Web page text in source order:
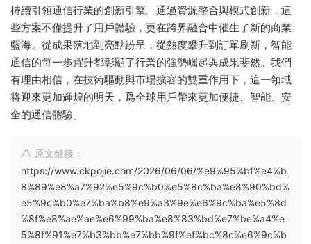
持續引領通信行業的創新引擎。通過資源整合與模式創新，這
些方案不僅提升了用戶體驗，更在跨界融合中催生了新的商業
藍海。從成果落地到亮點紛呈，從熱度攀升到訂單刷新，智能
通信的每一步躍升都彰顯了行業的強勢崛起與成果斐然。我們
有理由相信，在技術驅動與市場擴容的雙重作用下，這一領域
将迎來更加輝煌的明天，爲全球用戶帶來更加便捷、智能、安
全的通信體驗。
原文鏈接：
https://www.ckpojie.com/2026/06/06/%e9%95%bf%e4%b
8%89%e8%a7%92%e5%9c%b0%e5%8c%ba%e8%90%bd%
e5%9c%b0%e7%ba%b8%e9%a3%9e%e6%9c%ba%e5%8d
%8f%e8%ae%ae%e6%99%ba%e8%83%bd%e7%be%a4%e
5%8f%91%e7%b3%bb%e7%bb%9f%ef%bc%8c%e6%9c%b